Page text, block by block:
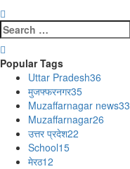
Search
for:
Popular Tags
Uttar Pradesh36
मुजफ्फरनगर35
Muzaffarnagar news33
Muzaffarnagar26
उत्तर प्रदेश22
School15
मेरठ12